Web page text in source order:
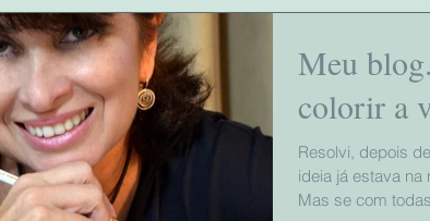
Meu
colorir a
Resolvi, depois
ideia já estava na
Mas se com